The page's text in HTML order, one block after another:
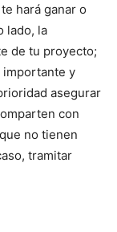
hará ganar o
lado, la
de tu proyecto;
importante y
asegurar
con
no tienen
tramitar